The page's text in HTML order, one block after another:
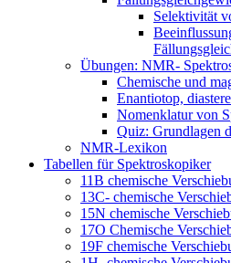
Selektivität
Übungen: NMR-
Chemische und
Enantiotop,
Nomenklatur von
Quiz: Grundlagen
NMR-Lexikon
Tabellen für Spektroskopiker
11B chemische
13C- chemische
15N chemische
17O Chemische
19F chemische